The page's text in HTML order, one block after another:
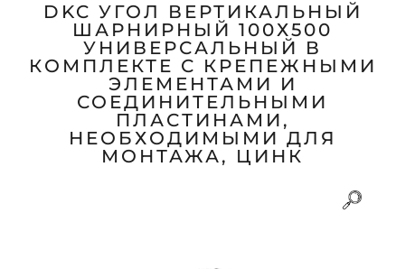
DKC УГОЛ ВЕРТИКАЛЬНЫЙ
ШАРНИРНЫЙ 100Х500
УНИВЕРСАЛЬНЫЙ В
КОМПЛЕКТЕ С КРЕПЕЖНЫМИ
ЭЛЕМЕНТАМИ И
СОЕДИНИТЕЛЬНЫМИ
ПЛАСТИНАМИ,
НЕОБХОДИМЫМИ ДЛЯ
МОНТАЖА, ЦИНК